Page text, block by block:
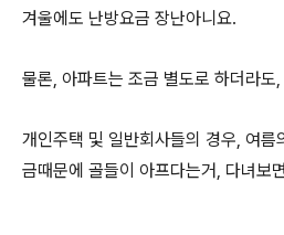
겨울에도 난방요금 장난아니요.
물론, 아파트는 조금 별도로 하더라도,
개인주택 및 일반회사들의 경우, 여
금때문에 골들이 아프다는거, 다녀보